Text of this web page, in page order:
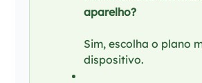
aparelho?
Sim, escolha o plano
dispositivo.